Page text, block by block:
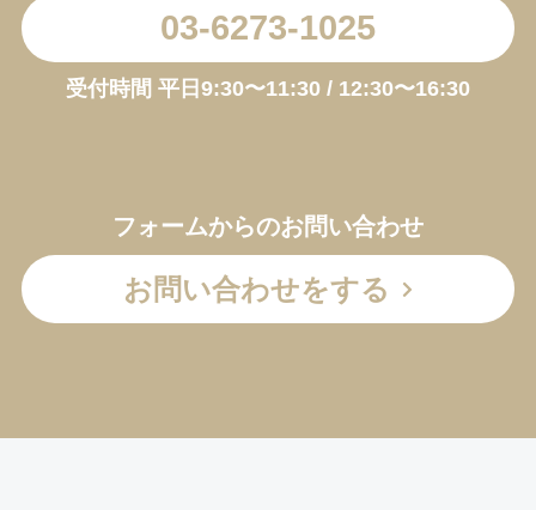
03-6273-1025
受付時間 平日9:30〜11:30 / 12:30〜16:30
フォームからのお問い合わせ
お問い合わせをする